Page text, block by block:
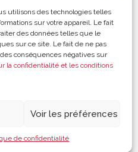
utilisons des technologies telles
sur votre appareil. Le fait
des données telles que le
sur ce site. Le fait de ne pas
conséquences négatives sur
la confidentialité et les conditions
Voir les préférences
de confidentialité